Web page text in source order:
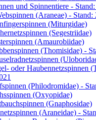
und Spinnentiere -
(Araneae) - Stand:
(Miturgidae)
(Segestriidae)
(Amaurobiidae)
(Thomisidae) -
oder Haubennetzspinnen
(Philodromidae) -
(Oxyopidae)
(Gnaphosidae)
(Araneidae) -